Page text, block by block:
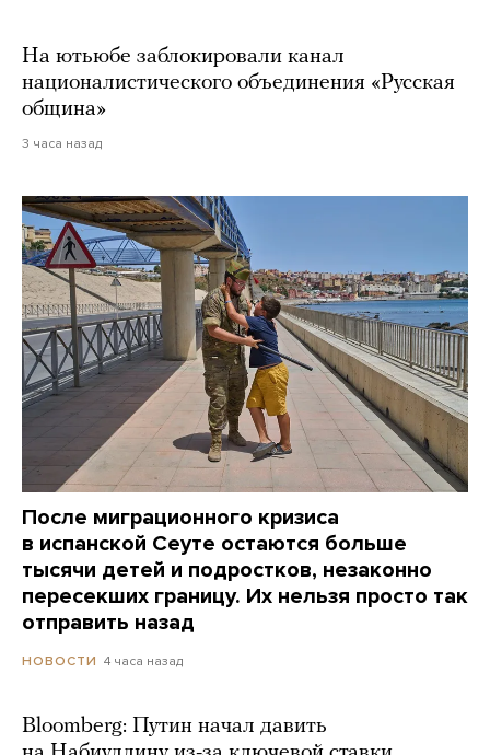
На ютьюбе заблокировали канал
националистического объединения «Русская
община»
3 часа назад
После миграционного кризиса
в испанской Сеуте остаются больше
тысячи детей и подростков, незаконно
пересекших границу. Их нельзя просто так
отправить назад
НОВОСТИ 4 часа назад
Bloomberg: Путин начал давить